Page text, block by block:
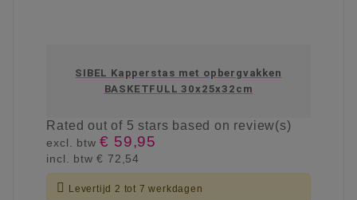
SIBEL Kapperstas met opbergvakken
BASKETFULL 30x25x32cm
Ratedout of 5 stars based on review(s)
excl. btw€ 59,95
incl. btw€ 72,54
 Levertijd 2 tot 7 werkdagen